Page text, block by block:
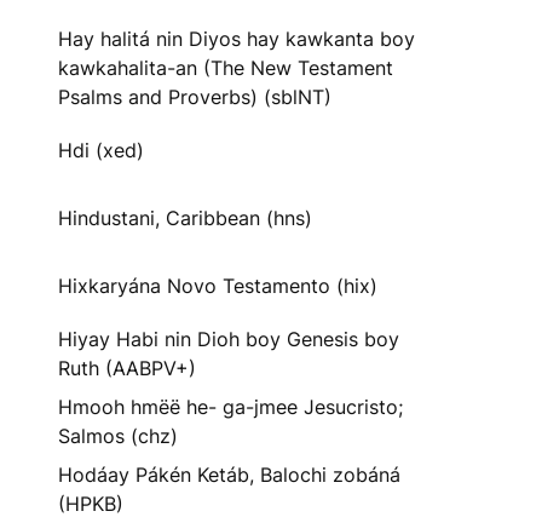
Hay halitá nin Diyos hay kawkanta boy
kawkahalita-an (The New Testament
Psalms and Proverbs) (sblNT)
Hdi (xed)
Hindustani, Caribbean (hns)
Hixkaryána Novo Testamento (hix)
Hiyay Habi nin Dioh boy Genesis boy
Ruth (AABPV+)
Hmooh hmëë he- ga-jmee Jesucristo;
Salmos (chz)
Hodáay Pákén Ketáb, Balochi zobáná
(HPKB)